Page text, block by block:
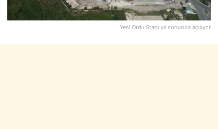
Yeni Ordu Stadı yıl sonunda açılıyor